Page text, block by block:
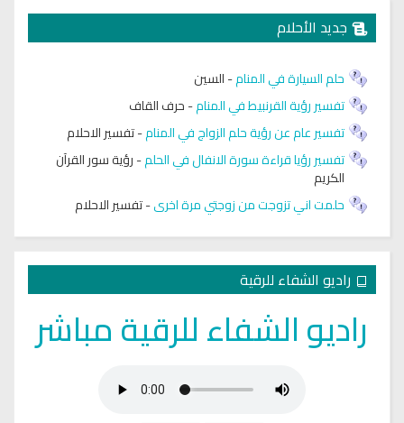
جديد الأحلام
حلم السيارة في المنام-السين
تفسير رؤية القرنبيط في المنام-حرف القاف
تفسير عام عن رؤية حلم الزواج في المنام-تفسير الاحلام
تفسير رؤيا قراءة سورة الانفال في الحلم-رؤية سور القرآن
الكريم
حلمت اني تزوجت من زوجتي مرة اخرى-تفسير الاحلام
راديو الشفاء للرقية
راديو الشفاء للرقية مباشر